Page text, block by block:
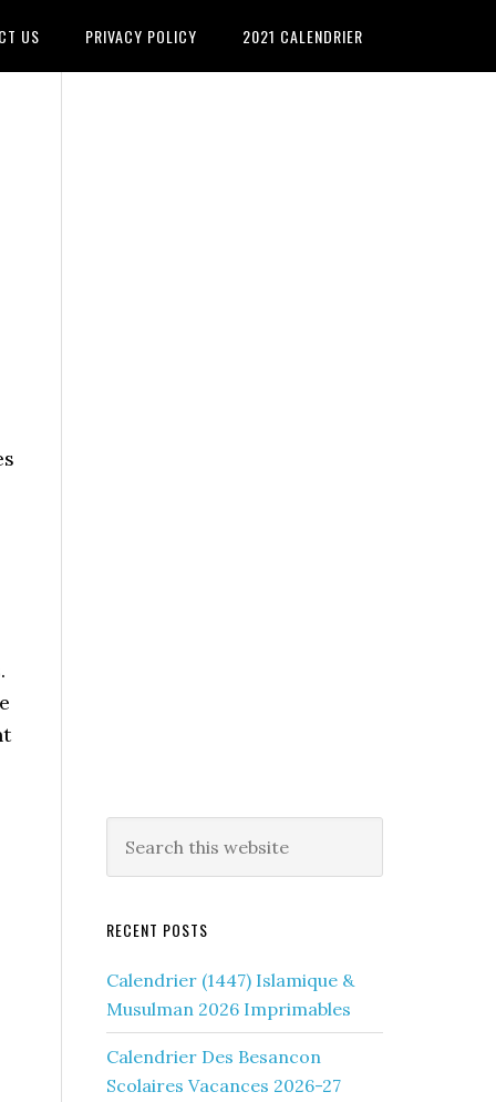
US PRIVACY POLICY 2021 CALENDRIER
RECENT POSTS
Calendrier (1447) Islamique &
Musulman 2026 Imprimables
Calendrier Des Besancon
Scolaires Vacances 2026-27